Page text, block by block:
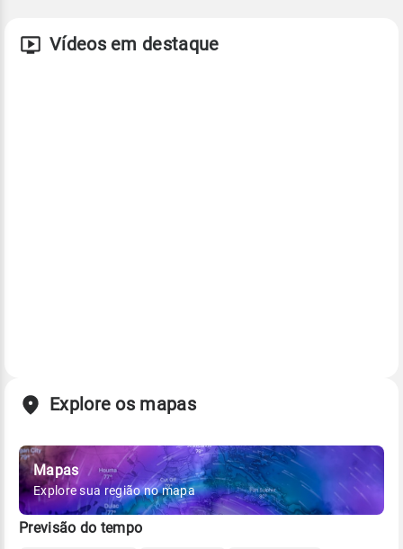
Vídeos em destaque
Explore os mapas
Mapas
Explore sua região no mapa
Previsão do tempo